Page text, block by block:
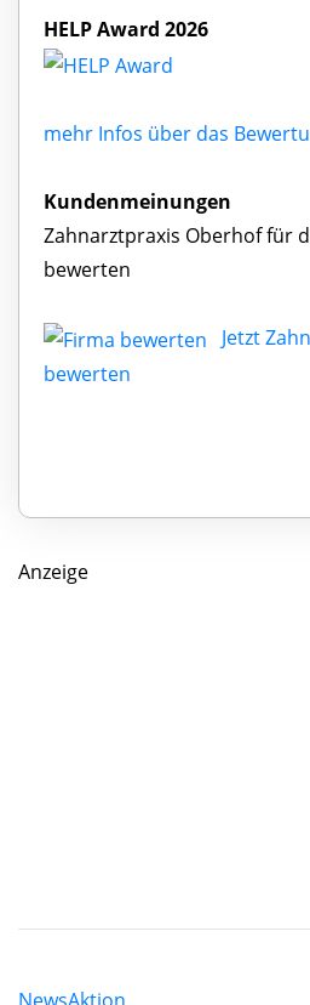
HELP Award 2026
mehr Infos über das
Kundenmeinungen
Zahnarztpraxis Oberhof für
bewerten
Jetzt
bewerten
Anzeige
NewsAktion